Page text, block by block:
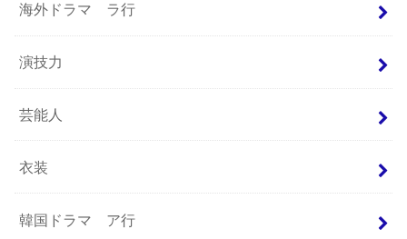
海外ドラマ ラ行
演技力
芸能人
衣装
韓国ドラマ ア行